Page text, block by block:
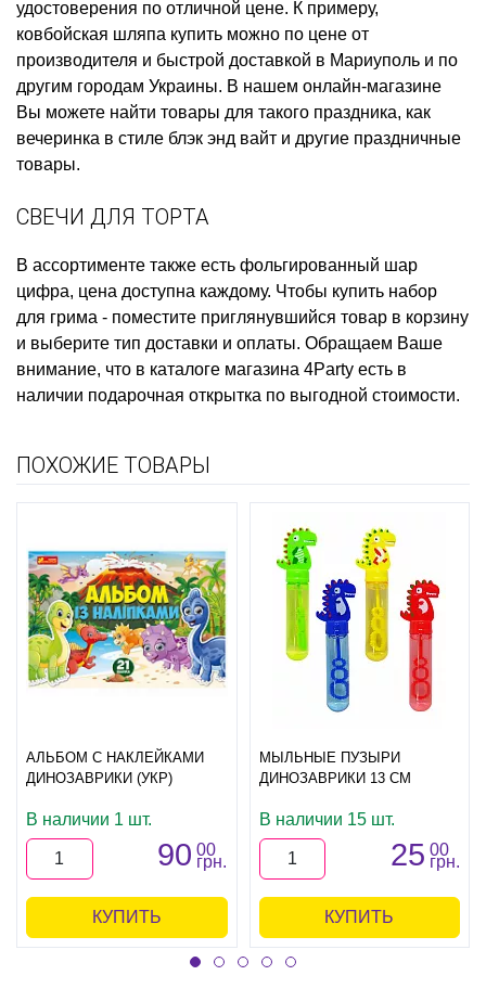
удостоверения по отличной цене. К примеру,
ковбойская шляпа купить можно по цене от
производителя и быстрой доставкой в Мариуполь и по
другим городам Украины. В нашем онлайн-магазине
Вы можете найти товары для такого праздника, как
вечеринка в стиле блэк энд вайт и другие праздничные
товары.
СВЕЧИ ДЛЯ ТОРТА
В ассортименте также есть фольгированный шар
цифра, цена доступна каждому. Чтобы купить набор
для грима - поместите приглянувшийся товар в корзину
и выберите тип доставки и оплаты. Обращаем Ваше
внимание, что в каталоге магазина 4Party есть в
наличии подарочная открытка по выгодной стоимости.
ПОХОЖИЕ ТОВАРЫ
АЛЬБОМ С НАКЛЕЙКАМИ
ДИНОЗАВРИКИ (УКР)
В наличии 1 шт.
90 00
грн.
КУПИТЬ
МЫЛЬНЫЕ ПУЗЫРИ
ДИНОЗАВРИКИ 13 СМ
В наличии 15 шт.
25 00
грн.
КУПИТЬ